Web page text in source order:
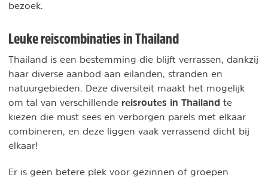
bezoek.
Leuke reiscombinaties in Thailand
Thailand is een bestemming die blijft verrassen, dankzij
haar diverse aanbod aan eilanden, stranden en
natuurgebieden. Deze diversiteit maakt het mogelijk
om tal van verschillende reisroutes in Thailand te
kiezen die must sees en verborgen parels met elkaar
combineren, en deze liggen vaak verrassend dicht bij
elkaar!
Er is geen betere plek voor gezinnen of groepen